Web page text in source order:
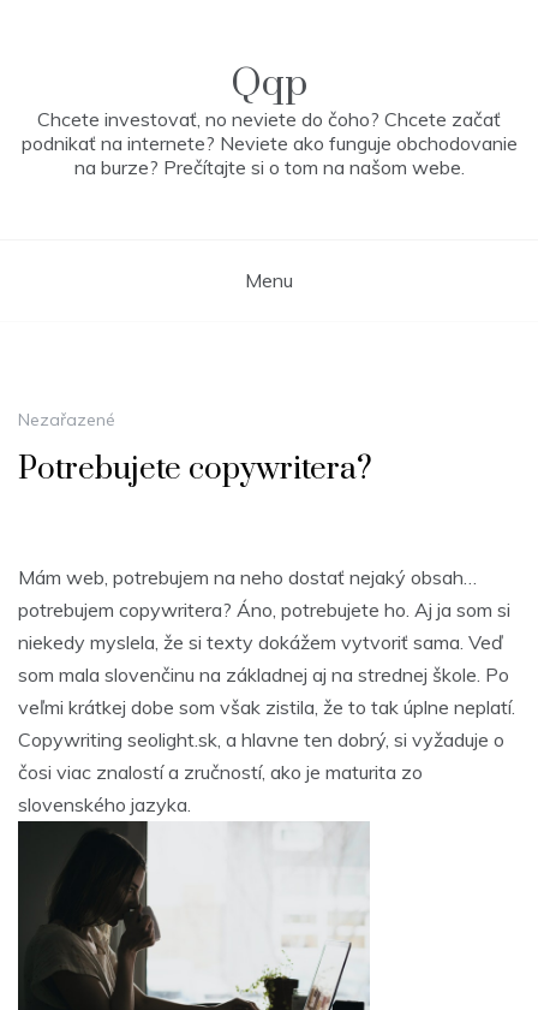
Qqp
Chcete investovať, no neviete do čoho? Chcete začať
podnikať na internete? Neviete ako funguje obchodovanie
na burze? Prečítajte si o tom na našom webe.
Menu
Nezařazené
Potrebujete copywritera?
Mám web, potrebujem na neho dostať nejaký obsah…
potrebujem copywritera? Áno, potrebujete ho. Aj ja som si
niekedy myslela, že si texty dokážem vytvoriť sama. Veď
som mala slovenčinu na základnej aj na strednej škole. Po
veľmi krátkej dobe som však zistila, že to tak úplne neplatí.
Copywriting seolight.sk, a hlavne ten dobrý, si vyžaduje o
čosi viac znalostí a zručností, ako je maturita zo
slovenského jazyka.